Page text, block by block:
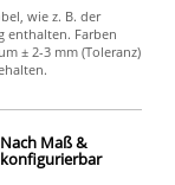
Nach Maß &
konfigurierbar